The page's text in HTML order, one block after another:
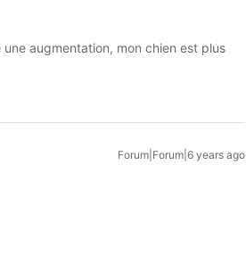
augmentation, mon chien est plus
Forum|Forum|6 years ago